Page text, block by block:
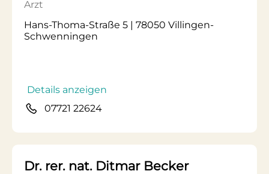
Arzt
Hans-Thoma-Straße 5 | 78050 Villingen-
Schwenningen
Details anzeigen
07721 22624
Dr. rer. nat. Ditmar Becker